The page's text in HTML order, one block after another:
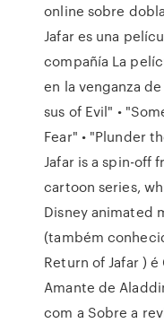
online sobre
Jafar es una
compañía La
en la venganza
sus of Evil" •
Fear" • "Plunder
Jafar is a spin-off
cartoon series,
Disney animated
(também
Return of Jafar )
Amante de
com a Sobre a